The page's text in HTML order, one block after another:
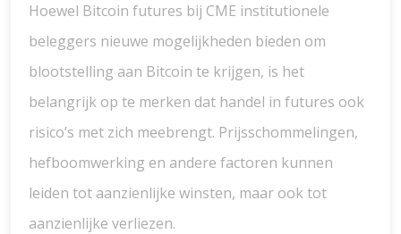
Hoewel Bitcoin futures bij CME institutionele
beleggers nieuwe mogelijkheden bieden om
blootstelling aan Bitcoin te krijgen, is het
belangrijk op te merken dat handel in futures ook
risico’s met zich meebrengt. Prijsschommelingen,
hefboomwerking en andere factoren kunnen
leiden tot aanzienlijke winsten, maar ook tot
aanzienlijke verliezen.